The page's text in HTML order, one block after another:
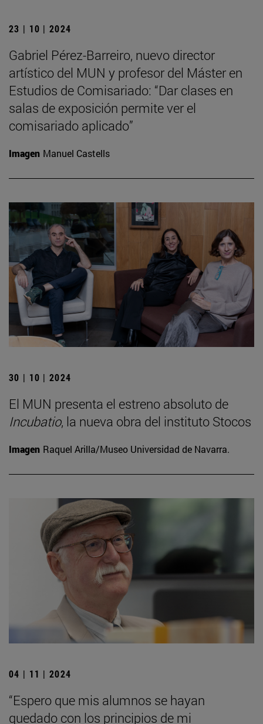
23 | 10 | 2024
Gabriel Pérez-Barreiro, nuevo director
artístico del MUN y profesor del Máster en
Estudios de Comisariado: “Dar clases en
salas de exposición permite ver el
comisariado aplicado”
Imagen Manuel Castells
30 | 10 | 2024
El MUN presenta el estreno absoluto de
Incubatio, la nueva obra del instituto Stocos
Imagen Raquel Arilla/Museo Universidad de Navarra.
04 | 11 | 2024
“Espero que mis alumnos se hayan
quedado con los principios de mi